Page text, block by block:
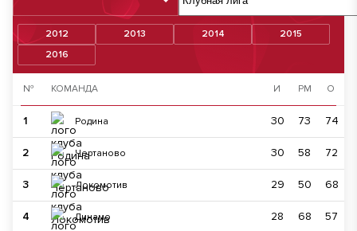
2012 2013 2014
2015
2016
№ КОМАНДА И РМ О
1 Родина 30 73 74
2 Чертаново 30 58 72
3 Локомотив 29 50 68
4 Динамо 28 68 57